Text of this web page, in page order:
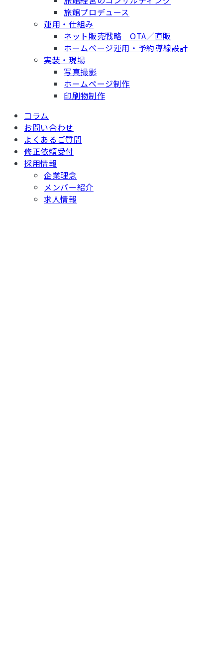
旅館プロデュース
運用・仕組み
ネット販売戦略 OTA／直販
ホームページ運用・予約導線設計
実装・現場
写真撮影
ホームページ制作
印刷物制作
コラム
お問い合わせ
よくあるご質問
修正依頼受付
採用情報
企業理念
メンバー紹介
求人情報